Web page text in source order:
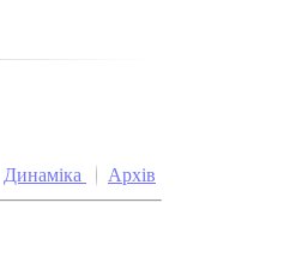
Динаміка Архів